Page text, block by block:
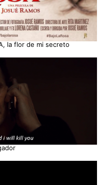
la flor de mi secreto